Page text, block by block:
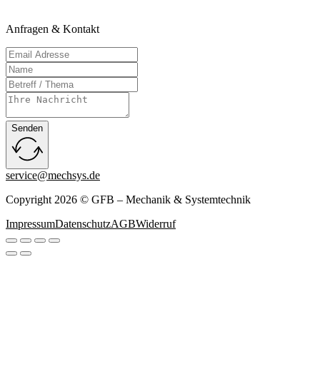
Anfragen & Kontakt
Senden
service@mechsys.de
Copyright 2026 © GFB – Mechanik & Systemtechnik
ImpressumDatenschutzAGBWiderruf